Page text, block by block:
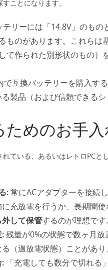
ことになります。
テリーには「14.8V」のもの
ものがあります。これら
て作られた別形状のもの）
で互換バッテリーを購入す
製品（および信頼できるシ
めのお手
ている、あるいはレトロPC
:常にACアダプターを接続
充放電を行うか、長期間
して保管するのが理想です。
:残量が0%の状態で数ヶ月
（過放電状態）ことがあり
: 「充電しても数分で切れる